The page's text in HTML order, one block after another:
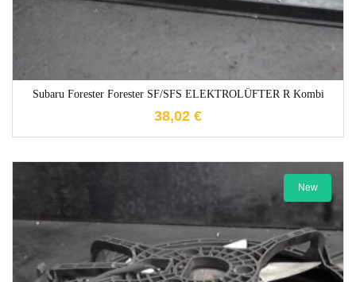
Subaru Forester Forester SF/SFS ELEKTROLÜFTER R Kombi
38,02 €
New